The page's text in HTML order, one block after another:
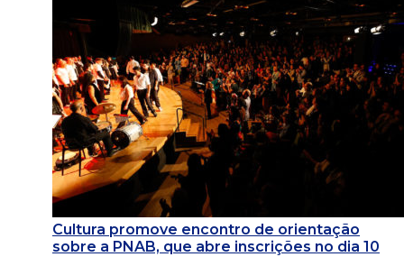
Cultura promove encontro de orientação
sobre a PNAB, que abre inscrições no dia 10